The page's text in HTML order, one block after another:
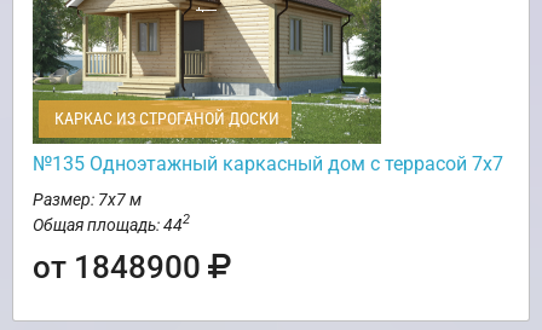
КАРКАС ИЗ СТРОГАНОЙ ДОСКИ
№135 Одноэтажный каркасный дом с террасой 7х7
Размер: 7х7 м
Общая площадь: 442
от 1848900